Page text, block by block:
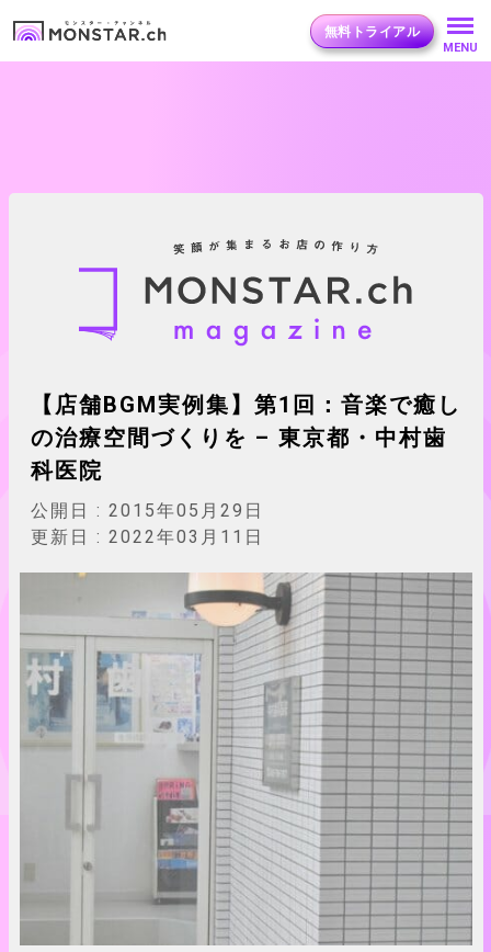
無料トライアル
MENU
【店舗BGM実例集】第1回：音楽で癒し
の治療空間づくりを – 東京都・中村歯
科医院
公開日 : 2015年05月29日
更新日 : 2022年03月11日